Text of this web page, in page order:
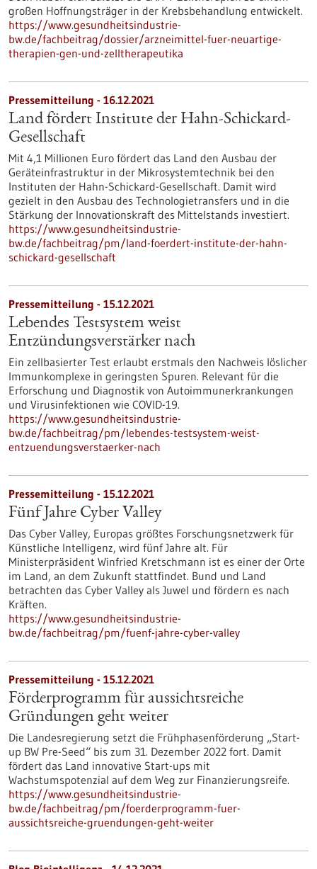
großen Hoffnungsträger in der Krebsbehandlung entwickelt.
https://www.gesundheitsindustrie-
bw.de/fachbeitrag/dossier/arzneimittel-fuer-neuartige-
therapien-gen-und-zelltherapeutika
Pressemitteilung - 16.12.2021
Land fördert Institute der Hahn-Schickard-
Gesellschaft
Mit 4,1 Millionen Euro fördert das Land den Ausbau der
Geräteinfrastruktur in der Mikrosystemtechnik bei den
Instituten der Hahn-Schickard-Gesellschaft. Damit wird
gezielt in den Ausbau des Technologietransfers und in die
Stärkung der Innovationskraft des Mittelstands investiert.
https://www.gesundheitsindustrie-
bw.de/fachbeitrag/pm/land-foerdert-institute-der-hahn-
schickard-gesellschaft
Pressemitteilung - 15.12.2021
Lebendes Testsystem weist
Entzündungsverstärker nach
Ein zellbasierter Test erlaubt erstmals den Nachweis löslicher
Immunkomplexe in geringsten Spuren. Relevant für die
Erforschung und Diagnostik von Autoimmunerkrankungen
und Virusinfektionen wie COVID-19.
https://www.gesundheitsindustrie-
bw.de/fachbeitrag/pm/lebendes-testsystem-weist-
entzuendungsverstaerker-nach
Pressemitteilung - 15.12.2021
Fünf Jahre Cyber Valley
Das Cyber Valley, Europas größtes Forschungsnetzwerk für
Künstliche Intelligenz, wird fünf Jahre alt. Für
Ministerpräsident Winfried Kretschmann ist es einer der Orte
im Land, an dem Zukunft stattfindet. Bund und Land
betrachten das Cyber Valley als Juwel und fördern es nach
Kräften.
https://www.gesundheitsindustrie-
bw.de/fachbeitrag/pm/fuenf-jahre-cyber-valley
Pressemitteilung - 15.12.2021
Förderprogramm für aussichtsreiche
Gründungen geht weiter
Die Landesregierung setzt die Frühphasenförderung „Start-
up BW Pre-Seed“ bis zum 31. Dezember 2022 fort. Damit
fördert das Land innovative Start-ups mit
Wachstumspotenzial auf dem Weg zur Finanzierungsreife.
https://www.gesundheitsindustrie-
bw.de/fachbeitrag/pm/foerderprogramm-fuer-
aussichtsreiche-gruendungen-geht-weiter